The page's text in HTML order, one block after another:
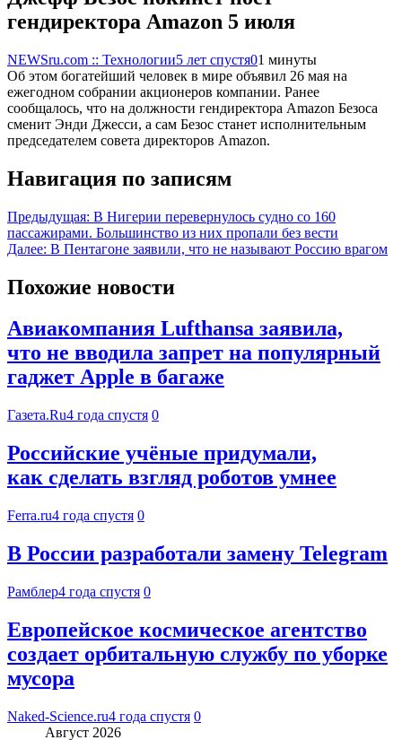
гендиректора Amazon 5 июля
NEWSru.com :: Технологии5 лет спустя01 минуты
Об этом богатейший человек в мире объявил 26 мая на
ежегодном собрании акционеров компании. Ранее
сообщалось, что на должности гендиректора Amazon Безоса
сменит Энди Джесси, а сам Безос станет исполнительным
председателем совета директоров Amazon.
Навигация по записям
Предыдущая: В Нигерии перевернулось судно со 160
пассажирами. Большинство из них пропали без вести
Далее: В Пентагоне заявили, что не называют Россию врагом
Похожие новости
Авиакомпания Lufthansa заявила,
что не вводила запрет на популярный
гаджет Apple в багаже
Газета.Ru4 года спустя 0
Российские учёные придумали,
как сделать взгляд роботов умнее
Ferra.ru4 года спустя 0
В России разработали замену Telegram
Рамблер4 года спустя 0
Европейское космическое агентство
создает орбитальную службу по уборке
мусора
Naked-Science.ru4 года спустя 0
Август 2026